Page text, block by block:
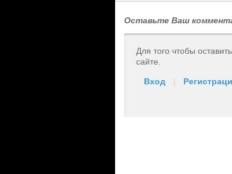
Оставьте Ваш
Для того чтобы
сайте.
Вход |